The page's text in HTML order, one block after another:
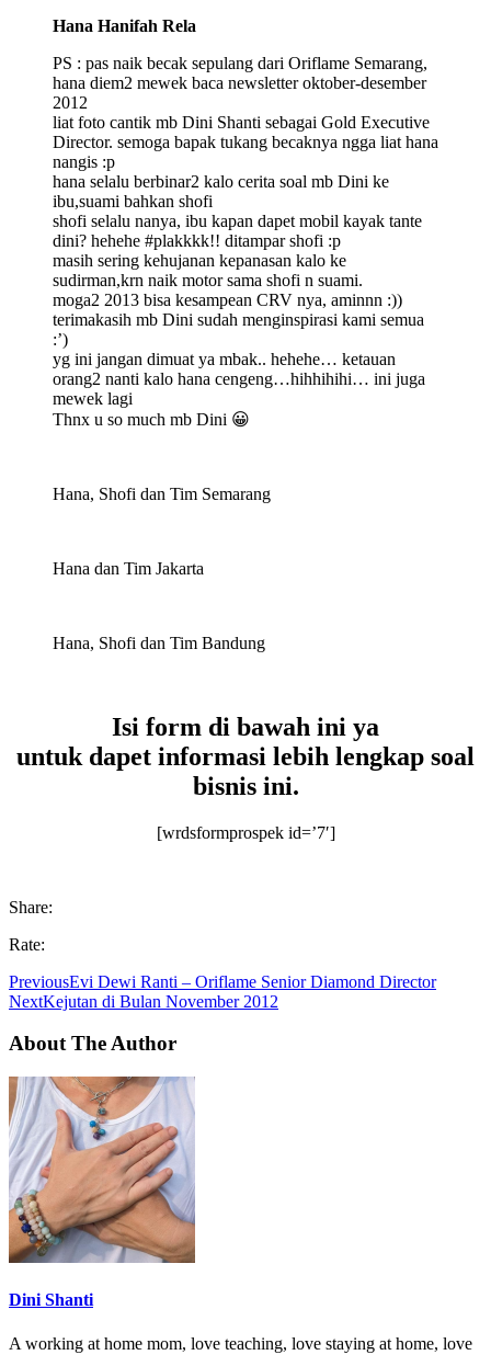
Hana Hanifah Rela
PS : pas naik becak sepulang dari Oriflame Semarang,
hana diem2 mewek baca newsletter oktober-desember
2012
liat foto cantik mb Dini Shanti sebagai Gold Executive
Director. semoga bapak tukang becaknya ngga liat hana
nangis :p
hana selalu berbinar2 kalo cerita soal mb Dini ke
ibu,suami bahkan shofi
shofi selalu nanya, ibu kapan dapet mobil kayak tante
dini? hehehe #plakkkk!! ditampar shofi :p
masih sering kehujanan kepanasan kalo ke
sudirman,krn naik motor sama shofi n suami.
moga2 2013 bisa kesampean CRV nya, aminnn :))
terimakasih mb Dini sudah menginspirasi kami semua
:’)
yg ini jangan dimuat ya mbak.. hehehe… ketauan
orang2 nanti kalo hana cengeng…hihhihihi… ini juga
mewek lagi
Thnx u so much mb Dini 😀
Hana, Shofi dan Tim Semarang
Hana dan Tim Jakarta
Hana, Shofi dan Tim Bandung
Isi form di bawah ini ya
untuk dapet informasi lebih lengkap soal
bisnis ini.
[wrdsformprospek id=’7′]
Share:
Rate:
PreviousEvi Dewi Ranti – Oriflame Senior Diamond Director
NextKejutan di Bulan November 2012
About The Author
Dini Shanti
A working at home mom, love teaching, love staying at home, love